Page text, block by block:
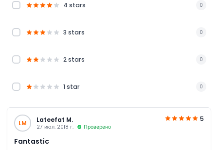
4 stars 0
3 stars 0
2 stars 0
1 star 0
LM Lateefat M.
27 июл. 2018 г. Проверено
5
Fantastic